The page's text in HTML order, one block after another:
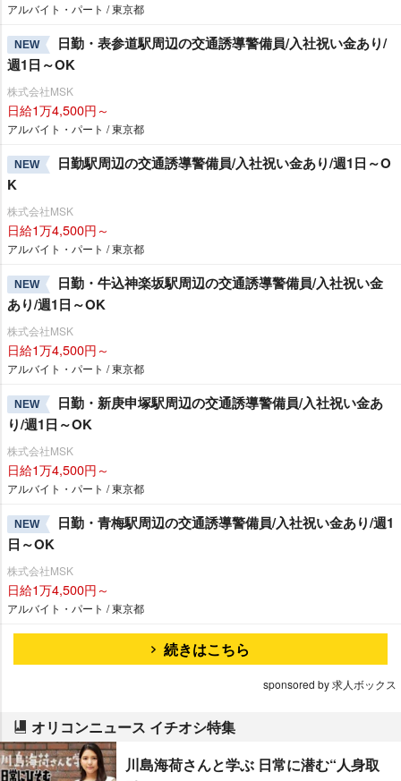
アルバイト・パート / 東京都
NEW
日勤・表参道駅周辺の交通誘導警備員/入社祝い金あり/
週1日～OK
株式会社MSK
日給1万4,500円～
アルバイト・パート / 東京都
NEW
日勤駅周辺の交通誘導警備員/入社祝い金あり/週1日～O
K
株式会社MSK
日給1万4,500円～
アルバイト・パート / 東京都
NEW
日勤・牛込神楽坂駅周辺の交通誘導警備員/入社祝い金
あり/週1日～OK
株式会社MSK
日給1万4,500円～
アルバイト・パート / 東京都
NEW
日勤・新庚申塚駅周辺の交通誘導警備員/入社祝い金あ
り/週1日～OK
株式会社MSK
日給1万4,500円～
アルバイト・パート / 東京都
NEW
日勤・青梅駅周辺の交通誘導警備員/入社祝い金あり/週1
日～OK
株式会社MSK
日給1万4,500円～
アルバイト・パート / 東京都
続きはこちら
sponsored by 求人ボックス
オリコンニュース イチオシ特集
川島海荷さんと学ぶ 日常に潜む“人身取